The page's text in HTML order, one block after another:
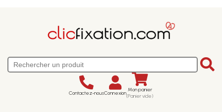
Contactez-nousConnexion Mon panier
(Panier vide)